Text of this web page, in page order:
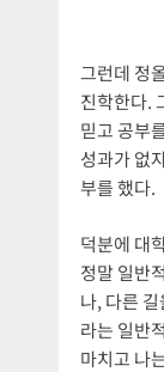
그런데 정
진학한다.
믿고 공부
성과가 없
부를 했다.
덕분에 대
정말 일반
나, 다른
라는 일반
마치고 나